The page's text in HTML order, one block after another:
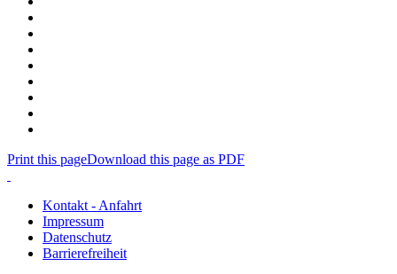
Print this pageDownload this page as PDF
Kontakt - Anfahrt
Impressum
Datenschutz
Barrierefreiheit